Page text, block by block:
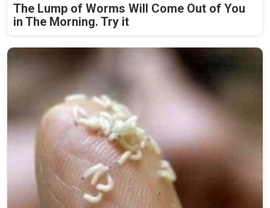
The Lump of Worms Will Come Out of You
in The Morning. Try it